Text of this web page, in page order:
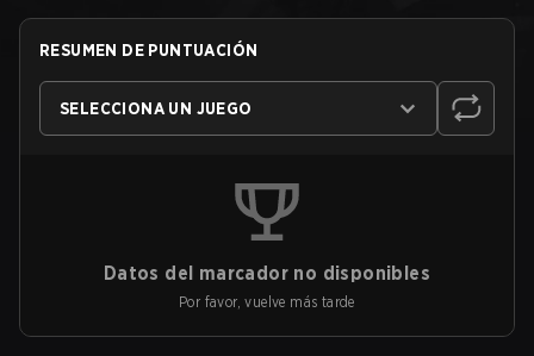
RESUMEN DE PUNTUACIÓN
SELECCIONA UN JUEGO
Datos del marcador no disponibles
Por favor, vuelve más tarde